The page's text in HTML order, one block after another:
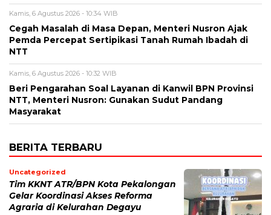
Kamis, 6 Agustus 2026 - 10:34 WIB
Cegah Masalah di Masa Depan, Menteri Nusron Ajak
Pemda Percepat Sertipikasi Tanah Rumah Ibadah di
NTT
Kamis, 6 Agustus 2026 - 10:32 WIB
Beri Pengarahan Soal Layanan di Kanwil BPN Provinsi
NTT, Menteri Nusron: Gunakan Sudut Pandang
Masyarakat
BERITA TERBARU
Uncategorized
Tim KKNT ATR/BPN Kota Pekalongan
Gelar Koordinasi Akses Reforma
Agraria di Kelurahan Degayu